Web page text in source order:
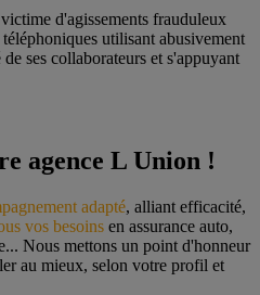
d'agissements frauduleux
utilisant abusivement
ses collaborateurs et s'appuyant
agence L Union !
adapté, alliant efficacité,
vos besoins en assurance auto,
Nous mettons un point d'honneur
au mieux, selon votre profil et